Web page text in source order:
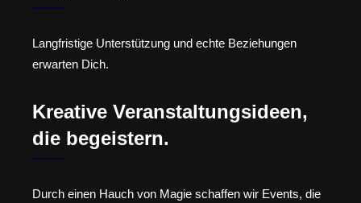
Langfristige Unterstützung und echte Beziehungen
erwarten Dich.
Kreative Veranstaltungsideen,
die begeistern.
Durch einen Hauch von Magie schaffen wir Events, die